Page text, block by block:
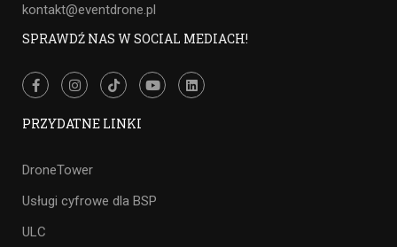
kontakt@eventdrone.pl
SPRAWDŹ NAS W SOCIAL MEDIACH!
PRZYDATNE LINKI
DroneTower
Usługi cyfrowe dla BSP
ULC